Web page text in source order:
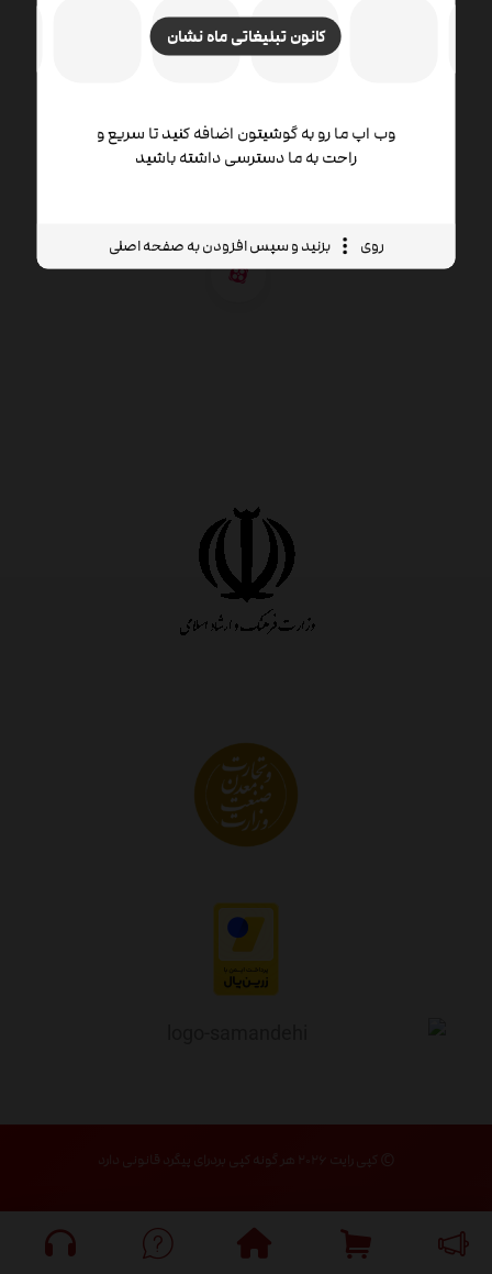
کانون تبلیغاتی ماه نشان
وب اپ ما رو به گوشیتون اضافه کنید تا سریع و
راحت به ما دسترسی داشته باشید
روی بزنید و سپس افزودن به صفحه اصلی
طراحی وب شامل مهارت ها و رشته های مختلفی در زمینه
نویسندگی از جمله کد استاندارد و نرم افزار اختصاصی ،
طراحی تجربه کاربر است.
© کپی رایت ۲۰۲۶ هر گونه کپی بردرای پیگرد قانونی دارد